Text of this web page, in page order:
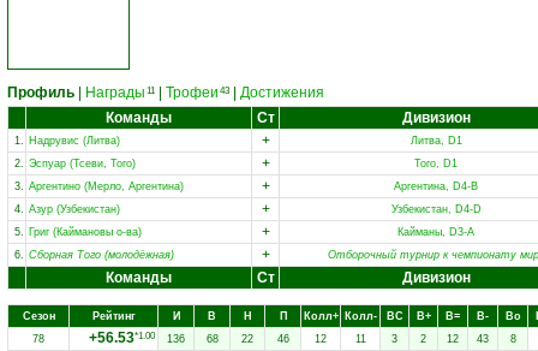
Профиль Награды 11 Трофеи 43
Достижения
Команды
Ст Дивизион
1. Надрувис (Литва) +
Литва, D1
2. Эспуар (Тсеви, Того) +
Того, D1
3. Аргентино (Мерло, Аргентина) +
Аргентина, D4-B
4. Азур (Узбекистан) +
Узбекистан, D4-D
5. Григ (Каймановы о-ва) +
Кайманы, D3-A
6. Сборная Того (молодёжная) + Отборочный турнир к чемпионату
Команды Ст Дивизион
Сезон Рейтинг И В Н П Колл+ Колл- ВC В+ В= В- Вo
78
+56.53*1.00 136 68 22 46 12 11 3 2 12 43
8